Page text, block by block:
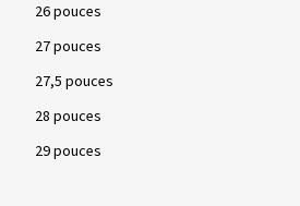
26 pouces
27 pouces
27,5 pouces
28 pouces
29 pouces